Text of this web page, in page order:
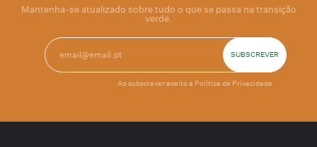
Mantenha-se atualizado sobre tudo o que se passa na transição
verde.
Ao subscrever aceito a Política de Privacidade